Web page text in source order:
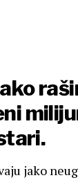
jako